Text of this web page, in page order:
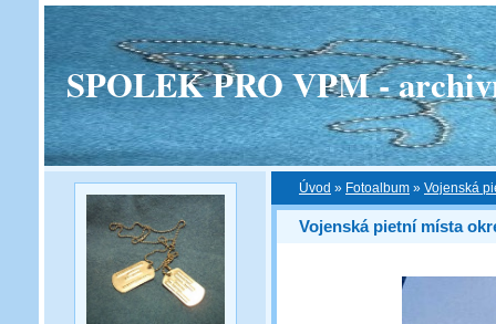
SPOLEK PRO VPM -
Úvod » Fotoalbum » Vojenská
Vojenská pietní místa